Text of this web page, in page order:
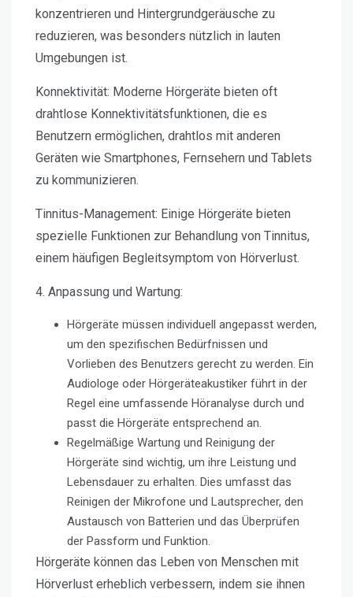
konzentrieren und Hintergrundgeräusche zu
reduzieren, was besonders nützlich in lauten
Umgebungen ist.
Konnektivität: Moderne Hörgeräte bieten oft
drahtlose Konnektivitätsfunktionen, die es
Benutzern ermöglichen, drahtlos mit anderen
Geräten wie Smartphones, Fernsehern und Tablets
zu kommunizieren.
Tinnitus-Management: Einige Hörgeräte bieten
spezielle Funktionen zur Behandlung von Tinnitus,
einem häufigen Begleitsymptom von Hörverlust.
4. Anpassung und Wartung:
Hörgeräte müssen individuell angepasst werden,
um den spezifischen Bedürfnissen und
Vorlieben des Benutzers gerecht zu werden. Ein
Audiologe oder Hörgeräteakustiker führt in der
Regel eine umfassende Höranalyse durch und
passt die Hörgeräte entsprechend an.
Regelmäßige Wartung und Reinigung der
Hörgeräte sind wichtig, um ihre Leistung und
Lebensdauer zu erhalten. Dies umfasst das
Reinigen der Mikrofone und Lautsprecher, den
Austausch von Batterien und das Überprüfen
der Passform und Funktion.
Hörgeräte können das Leben von Menschen mit
Hörverlust erheblich verbessern, indem sie ihnen